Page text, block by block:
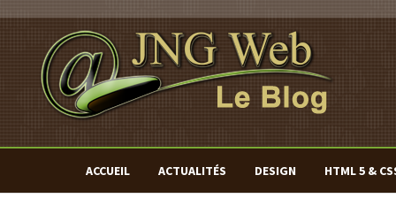
contenu
ACCUEIL ACTUALITÉS DESIGN HTML 5 &